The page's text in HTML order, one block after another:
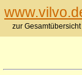
zur Gesamtübersicht